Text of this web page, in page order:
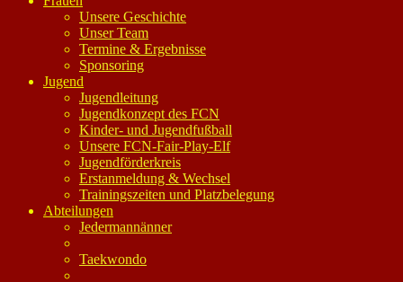
Unsere Geschichte
Unser Team
Termine & Ergebnisse
Sponsoring
Jugend
Jugendleitung
Jugendkonzept des FCN
Kinder- und Jugendfußball
Unsere FCN-Fair-Play-Elf
Jugendförderkreis
Erstanmeldung & Wechsel
Trainingszeiten und Platzbelegung
Abteilungen
Jedermannänner
Taekwondo